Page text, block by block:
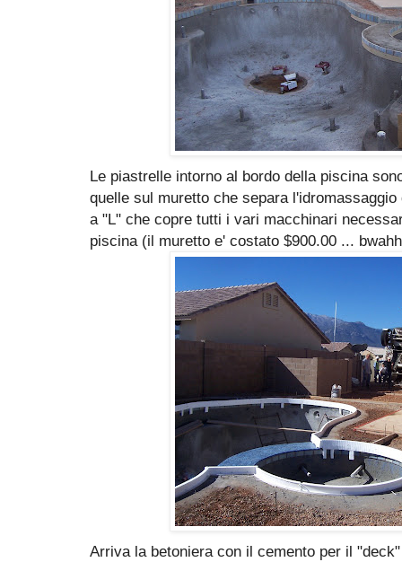
Le piastrelle intorno al bordo della piscina
quelle sul muretto che separa
a "L" che copre tutti i vari macchinari
piscina (il muretto e' costato $900.00 ...
Arriva la betoniera con il cemento per il